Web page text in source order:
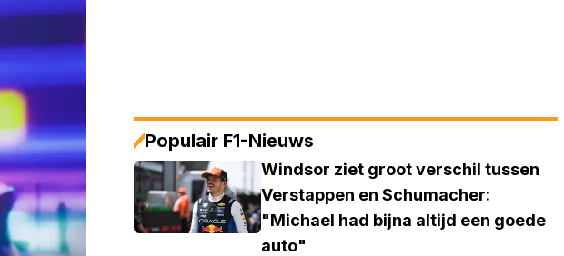
Populair F1-Nieuws
Windsor ziet groot verschil tussen
Verstappen en Schumacher:
"Michael had bijna altijd een goede
auto"